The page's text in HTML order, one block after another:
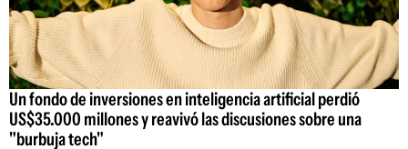
Un fondo de inversiones en inteligencia artificial perdió
US$35.000 millones y reavivó las discusiones sobre una
"burbuja tech"